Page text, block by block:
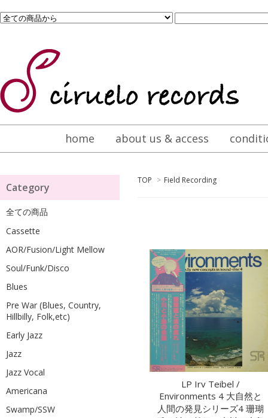
home about us & access
TOP > Field Recording
LP Irv Teibel /
Environments 4 大自然と
人間の発見シリーズ4 珊瑚
Category
全ての商品
Cassette
AOR/Fusion/Light Mellow
Soul/Funk/Disco
Blues
Pre War (Blues, Country,
Hillbilly, Folk,etc)
Early Jazz
Jazz
Jazz Vocal
Americana
Swamp/SSW